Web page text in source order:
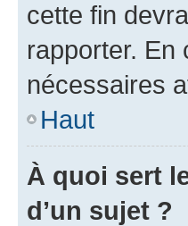
cette fin
rapporter. En
nécessaires
Haut
À quoi sert
d’un sujet ?